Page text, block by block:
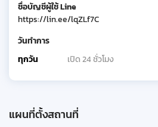
ชื่อบัญชีผู้ใช้ Line
https://lin.ee/lqZLf7C
วันทำการ
ทุกวัน
เปิด 24 ชั่วโมง
แผนที่ตั้งสถานที่